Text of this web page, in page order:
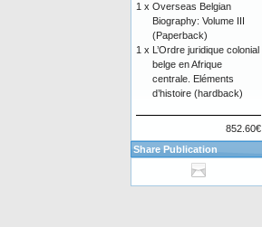
1 x Overseas Belgian
Biography: Volume III
(Paperback)
1 x L’Ordre juridique colonial
belge en Afrique
centrale. Eléments
d’histoire (hardback)
852.60€
Share Publication